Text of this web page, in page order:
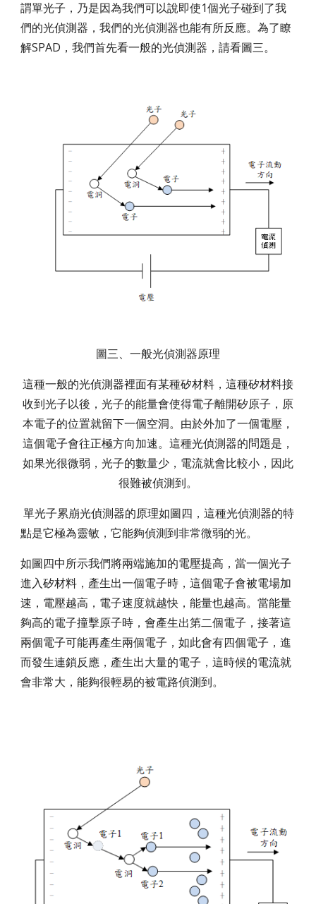
謂單光子，乃是因為我們可以說即使1個光子碰到了我
們的光偵測器，我們的光偵測器也能有所反應。為了瞭
解SPAD，我們首先看一般的光偵測器，請看圖三。
圖三、一般光偵測器原理
這種一般的光偵測器裡面有某種矽材料，這種矽材料接
收到光子以後，光子的能量會使得電子離開矽原子，原
本電子的位置就留下一個空洞。由於外加了一個電壓，
這個電子會往正極方向加速。這種光偵測器的問題是，
如果光很微弱，光子的數量少，電流就會比較小，因此
很難被偵測到。
單光子累崩光偵測器的原理如圖四，這種光偵測器的特
點是它極為靈敏，它能夠偵測到非常微弱的光。
如圖四中所示我們將兩端施加的電壓提高，當一個光子
進入矽材料，產生出一個電子時，這個電子會被電場加
速，電壓越高，電子速度就越快，能量也越高。當能量
夠高的電子撞擊原子時，會產生出第二個電子，接著這
兩個電子可能再產生兩個電子，如此會有四個電子，進
而發生連鎖反應，產生出大量的電子，這時候的電流就
會非常大，能夠很輕易的被電路偵測到。